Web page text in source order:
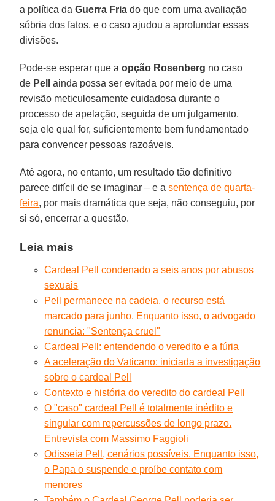
a política daGuerra Fria do que com uma avaliação
sóbria dos fatos, e o caso ajudou a aprofundar essas
divisões.
Pode-se esperar que aopção Rosenberg no caso
de Pell
ainda possa ser evitada por meio de uma
revisão meticulosamente cuidadosa durante o
processo de apelação, seguida de um julgamento,
seja ele qual for, suficientemente bem fundamentado
para convencer pessoas razoáveis.
Até agora, no entanto, um resultado tão definitivo
parece difícil de se imaginar – e asentença de quarta-
feira, por mais dramática que seja, não conseguiu, por
si só, encerrar a questão.
Leia mais
Cardeal Pell condenado a seis anos por abusos
sexuais
Pell permanece na cadeia, o recurso está
marcado para junho. Enquanto isso, o advogado
renuncia: "Sentença cruel"
Cardeal Pell: entendendo o veredito e a fúria
A aceleração do Vaticano: iniciada a investigação
sobre o cardeal Pell
Contexto e história do veredito do cardeal Pell
O "caso" cardeal Pell é totalmente inédito e
singular com repercussões de longo prazo.
Entrevista com Massimo Faggioli
Odisseia Pell, cenários possíveis. Enquanto isso,
o Papa o suspende e proíbe contato com
menores